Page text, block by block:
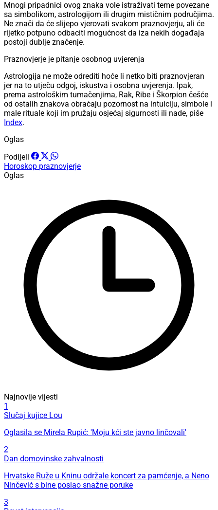
Mnogi pripadnici ovog znaka vole istraživati teme povezane
sa simbolikom, astrologijom ili drugim mističnim područjima.
Ne znači da će slijepo vjerovati svakom praznovjerju, ali će
rijetko potpuno odbaciti mogućnost da iza nekih događaja
postoji dublje značenje.
Praznovjerje je pitanje osobnog uvjerenja
Astrologija ne može odrediti hoće li netko biti praznovjeran
jer na to utječu odgoj, iskustva i osobna uvjerenja. Ipak,
prema astrološkim tumačenjima, Rak, Ribe i Škorpion češće
od ostalih znakova obraćaju pozornost na intuiciju, simbole i
male rituale koji im pružaju osjećaj sigurnosti ili nade, piše
Index.
Oglas
Podijeli
Horoskop praznovjerje
Oglas
Najnovije vijesti
1
Slučaj kujice Lou
Oglasila se Mirela Rupić: 'Moju kći ste javno linčovali'
2
Dan domovinske zahvalnosti
Hrvatske Ruže u Kninu održale koncert za pamćenje, a Neno
Ninčević s bine poslao snažne poruke
3